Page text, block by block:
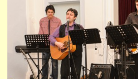
PRO RODIČE
TALENTOVÉ ZKOUŠKY